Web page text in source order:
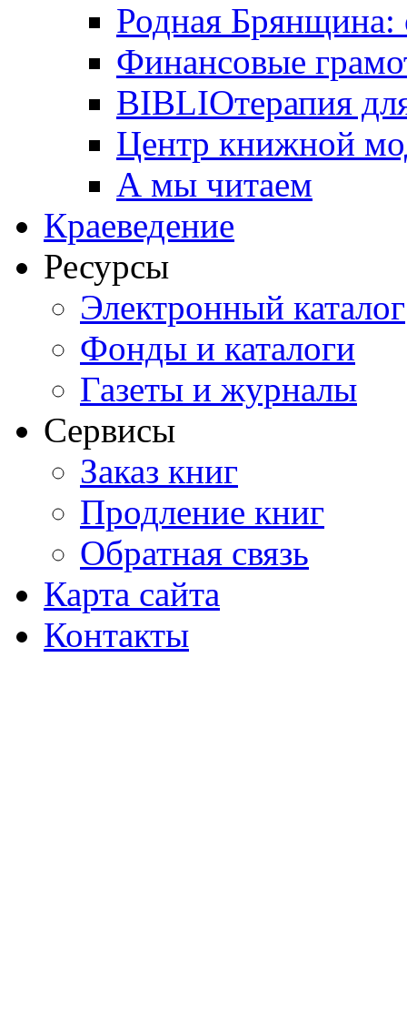
Родная Брянщина:
Финансовые
BIBLIOтерапия
Центр книжной
А мы читаем
Краеведение
Ресурсы
Электронный каталог
Фонды и каталоги
Газеты и журналы
Сервисы
Заказ книг
Продление книг
Обратная связь
Карта сайта
Контакты